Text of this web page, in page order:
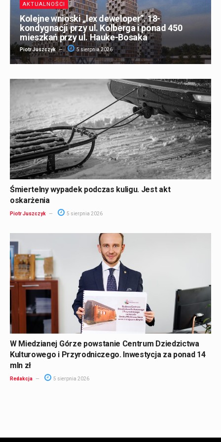
AKTUALNOŚCI
Kolejne wnioski „lex deweloper”. 18-
kondygnacji przy ul. Kolberga i ponad 450
mieszkań przy ul. Hauke-Bosaka
Piotr Juszczyk 5 sierpnia 2026
Śmiertelny wypadek podczas kuligu. Jest akt
oskarżenia
Piotr Juszczyk 5 sierpnia 2026
W Miedzianej Górze powstanie Centrum Dziedzictwa
Kulturowego i Przyrodniczego. Inwestycja za ponad 14
mln zł
Redakcja 5 sierpnia 2026